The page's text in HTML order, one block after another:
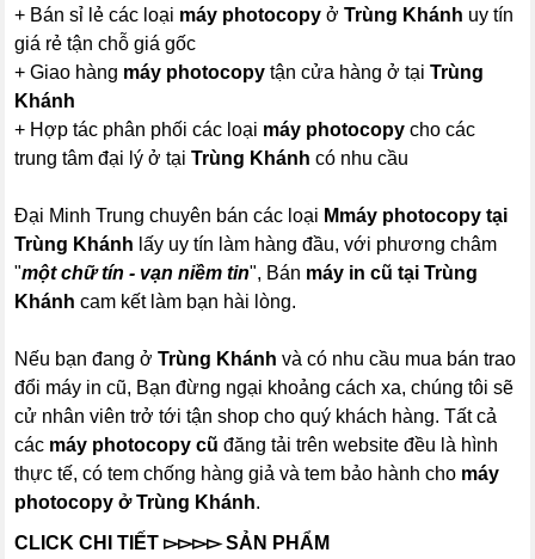
+ Bán sỉ lẻ các loại máy photocopy ởTrùng Khánh uy tín
giá rẻ tận chỗ giá gốc
+ Giao hàng máy photocopy tận cửa hàng ở tạiTrùng
Khánh
+ Hợp tác phân phối các loại máy photocopy cho các
trung tâm đại lý ở tạiTrùng Khánh có nhu cầu
Đại Minh Trung chuyên bán các loại Mmáy photocopy tại
Trùng Khánh lấy uy tín làm hàng đầu, với phương châm
"một chữ tín - vạn niềm tin", Bán máy in cũ tại Trùng
Khánh cam kết làm bạn hài lòng.
Nếu bạn đang ởTrùng Khánh và có nhu cầu mua bán trao
đổi máy in cũ, Bạn đừng ngại khoảng cách xa, chúng tôi sẽ
cử nhân viên trở tới tận shop cho quý khách hàng. Tất cả
các máy photocopy cũ đăng tải trên website đều là hình
thực tế, có tem chống hàng giả và tem bảo hành cho máy
photocopy ở Trùng Khánh.
CLICK CHI TIẾT ▻▻▻▻ SẢN PHẨM